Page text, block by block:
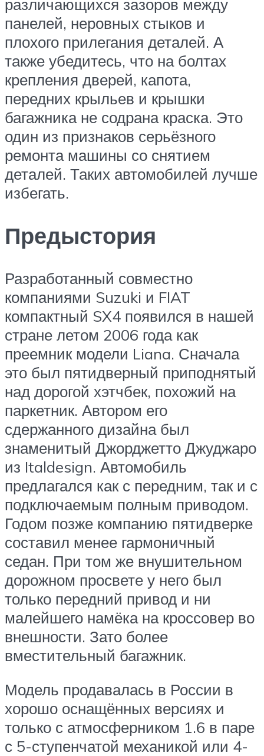
различающихся зазоров между
панелей, неровных стыков и
плохого прилегания деталей. А
также убедитесь, что на болтах
крепления дверей, капота,
передних крыльев и крышки
багажника не содрана краска. Это
один из признаков серьёзного
ремонта машины со снятием
деталей. Таких автомобилей лучше
избегать.
Предыстория
Разработанный совместно
компаниями Suzuki и FIAT
компактный SX4 появился в нашей
стране летом 2006 года как
преемник модели Liana. Сначала
это был пятидверный приподнятый
над дорогой хэтчбек, похожий на
паркетник. Автором его
сдержанного дизайна был
знаменитый Джорджетто Джуджаро
из Italdesign. Автомобиль
предлагался как с передним, так и с
подключаемым полным приводом.
Годом позже компанию пятидверке
составил менее гармоничный
седан. При том же внушительном
дорожном просвете у него был
только передний привод и ни
малейшего намёка на кроссовер во
внешности. Зато более
вместительный багажник.
Модель продавалась в России в
хорошо оснащённых версиях и
только с атмосферником 1.6 в паре
с 5-ступенчатой механикой или 4-